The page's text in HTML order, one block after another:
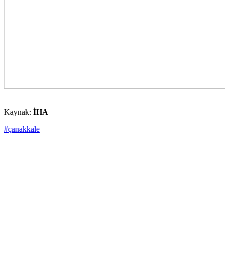
Kaynak: İHA
#çanakkale